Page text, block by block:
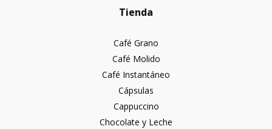
Tienda
Café Grano
Café Molido
Café Instantáneo
Cápsulas
Cappuccino
Chocolate y Leche